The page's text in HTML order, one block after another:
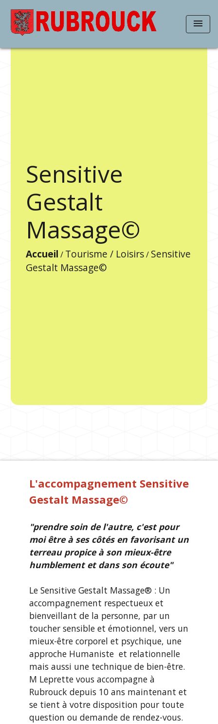
menu
Sensitive
Gestalt
Massage©
Accueil / Tourisme / Loisirs/ Sensitive
Gestalt Massage©
L'accompagnement Sensitive
Gestalt Massage©
"prendre soin de l'autre, c'est pour
moi être à ses côtés en favorisant un
terreau propice à son mieux-être
humblement et dans son écoute"
Le Sensitive Gestalt Massage® : Un
accompagnement respectueux et
bienveillant de la personne, par un
toucher sensible et émotionnel, vers un
mieux-être corporel et psychique, une
approche Humaniste et relationnelle
mais aussi une technique de bien-être.
M Leprette vous accompagne à
Rubrouck depuis 10 ans maintenant et
se tient à votre disposition pour toute
question ou demande de rendez-vous.